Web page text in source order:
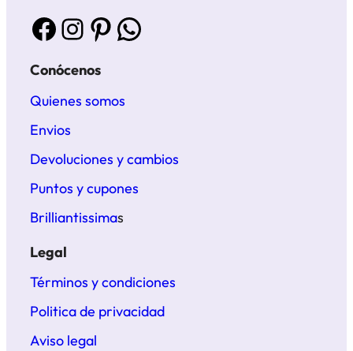
Facebook Instagram Pinterest WhatsApp
Conócenos
Quienes somos
Envios
Devoluciones y cambios
Puntos y cupones
Brilliantissimas
Legal
Términos y condiciones
Politica de privacidad
Aviso legal